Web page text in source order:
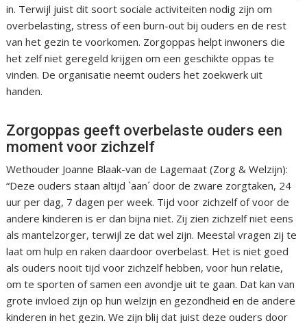
in. Terwijl juist dit soort sociale activiteiten nodig zijn om
overbelasting, stress of een burn-out bij ouders en de rest
van het gezin te voorkomen. Zorgoppas helpt inwoners die
het zelf niet geregeld krijgen om een geschikte oppas te
vinden. De organisatie neemt ouders het zoekwerk uit
handen.
Zorgoppas geeft overbelaste ouders een
moment voor zichzelf
Wethouder Joanne Blaak-van de Lagemaat (Zorg & Welzijn):
“Deze ouders staan altijd `aan´ door de zware zorgtaken, 24
uur per dag, 7 dagen per week. Tijd voor zichzelf of voor de
andere kinderen is er dan bijna niet. Zij zien zichzelf niet eens
als mantelzorger, terwijl ze dat wel zijn. Meestal vragen zij te
laat om hulp en raken daardoor overbelast. Het is niet goed
als ouders nooit tijd voor zichzelf hebben, voor hun relatie,
om te sporten of samen een avondje uit te gaan. Dat kan van
grote invloed zijn op hun welzijn en gezondheid en de andere
kinderen in het gezin. We zijn blij dat juist deze ouders door